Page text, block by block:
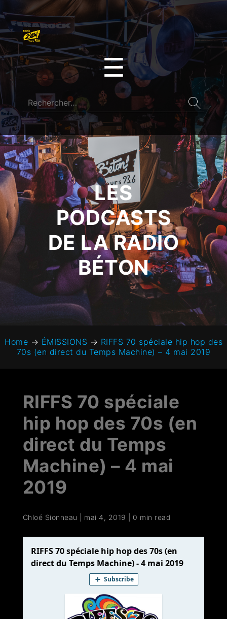
☰
LES
PODCASTS
DE LA RADIO
BÉTON
Home → ÉMISSIONS → RIFFS 70 spéciale hip hop des
70s (en direct du Temps Machine) – 4 mai 2019
RIFFS 70 spéciale
hip hop des 70s (en
direct du Temps
Machine) – 4 mai
2019
Chloé Sionneau mai 4, 2019 0 min read